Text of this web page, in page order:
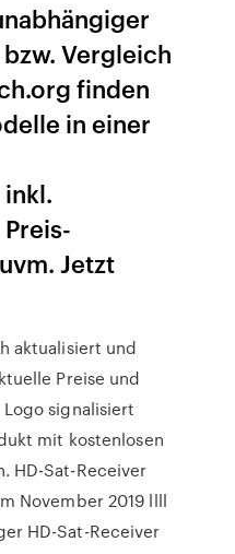
Vergleich
finden
in einer
Jetzt
aktualisiert und
Preise und
signalisiert
mit kostenlosen
HD-Sat-Receiver
November 2019 llll
HD-Sat-Receiver